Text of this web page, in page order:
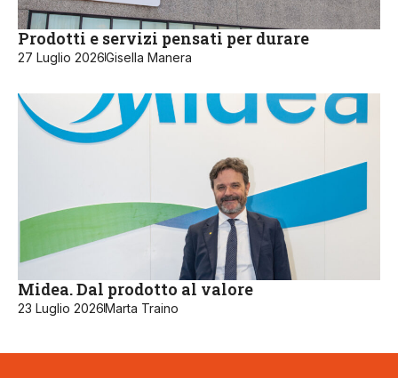
Prodotti e servizi pensati per durare
27 Luglio 2026Gisella Manera
Midea. Dal prodotto al valore
23 Luglio 2026Marta Traino